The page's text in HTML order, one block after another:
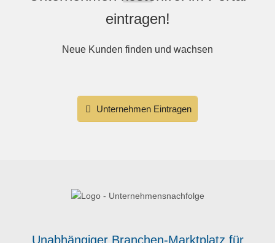
eintragen!
Neue Kunden finden und wachsen
Unternehmen Eintragen
Unabhängiger Branchen-Marktplatz für